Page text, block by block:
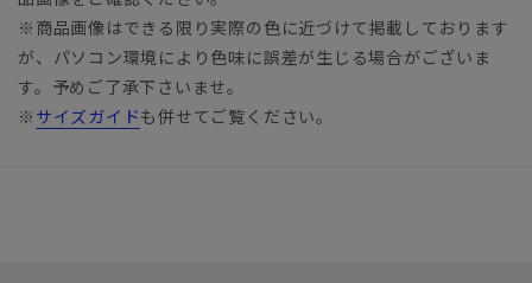
※商品画像はできる限り実際の色に近づけて掲載しております
が、パソコン環境により色味に誤差が生じる場合がございま
す。予めご了承下さいませ。
※ サイズガイドも併せてご覧ください。